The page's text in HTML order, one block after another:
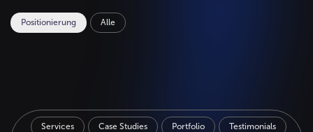
Positionierung Alle
Services Case Studies Portfolio Testimonials